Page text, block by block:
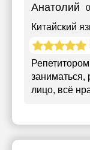
Анатолий
Китайский
заниматься,
лицо, всё